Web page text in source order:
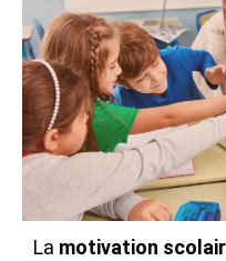
La motivation